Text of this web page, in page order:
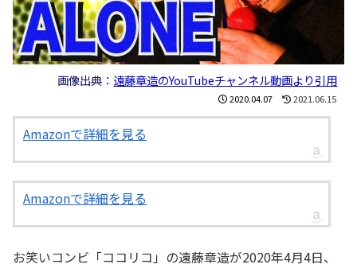
画像出典： 遠藤章造のYouTubeチャンネル動画より引用
2020.04.07 2021.06.15
Amazonで詳細を見る
Amazonで詳細を見る
お笑いコンビ「ココリコ」の遠藤章造が2020年4月4日、